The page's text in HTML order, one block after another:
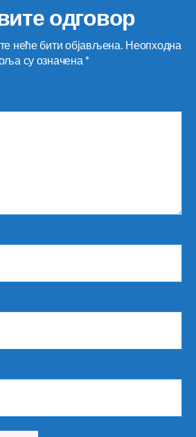
одговор
неће бити објављена. Неопходна
су означена*